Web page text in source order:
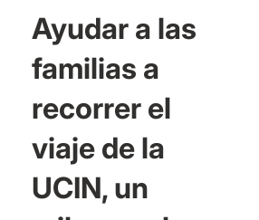
Ayudar a las
familias a
recorrer el
viaje de la
UCIN, un